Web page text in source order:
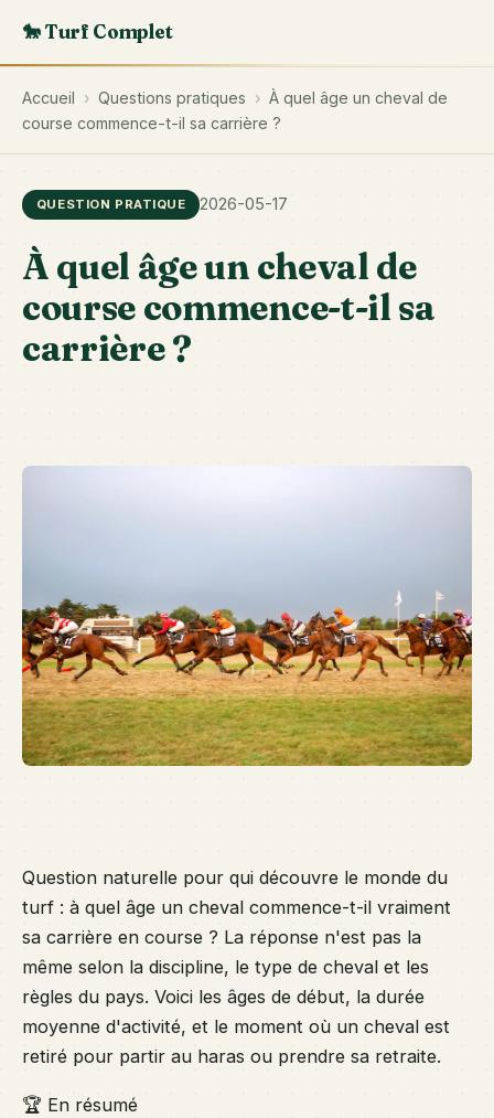
🐎 Turf Complet
Accueil › Questions pratiques › À quel âge un cheval de
course commence-t-il sa carrière ?
QUESTION PRATIQUE 2026-05-17
À quel âge un cheval de
course commence-t-il sa
carrière ?
Question naturelle pour qui découvre le monde du
turf : à quel âge un cheval commence-t-il vraiment
sa carrière en course ? La réponse n'est pas la
même selon la discipline, le type de cheval et les
règles du pays. Voici les âges de début, la durée
moyenne d'activité, et le moment où un cheval est
retiré pour partir au haras ou prendre sa retraite.
🏆 En résumé